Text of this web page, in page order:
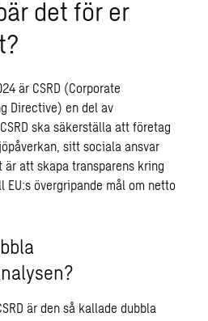
det för er
är CSRD (Corporate
Directive) en del av
ska säkerställa att företag
sitt sociala ansvar
är att skapa transparens kring
övergripande mål om netto
är den så kallade dubbla